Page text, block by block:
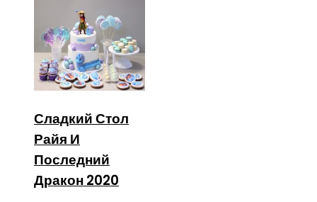
Сладкий Стол
Райя И
Последний
Дракон 2020